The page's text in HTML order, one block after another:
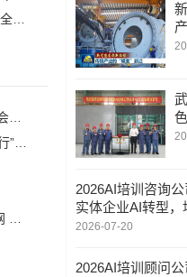
自动化科技将在乡村振兴工作中大有作为|《关于做好2023年全面推进乡村振兴重点工作的意见》发布
杨杰理事长出席2026中国互联网大会—算电协同高质量发展会议并致辞
聚焦服务赋能，推动制造业高质量发展——“服务型制造万里行”走进湖南常德
2026AI培训咨询公
实体企业AI转型
行业AI培训咨询公
2026-07-20
2026AI培训顾问